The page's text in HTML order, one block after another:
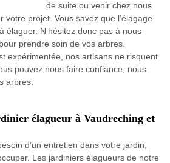
de suite ou venir chez nous
votre projet. Vous savez que l’élagage
élaguer. N’hésitez donc pas à nous
prendre soin de vos arbres.
expérimentée, nos artisans ne risquent
pouvez nous faire confiance, nous
arbres.
élagueur à Vaudreching et
d’un entretien dans votre jardin,
Les jardiniers élagueurs de notre